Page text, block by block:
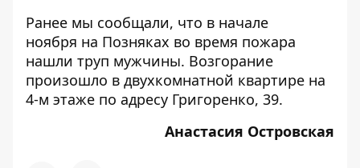
Ранее мы сообщали, что в начале
ноября на Позняках во время пожара
нашли труп мужчины. Возгорание
произошло в двухкомнатной квартире на
4-м этаже по адресу Григоренко, 39.
Анастасия Островская